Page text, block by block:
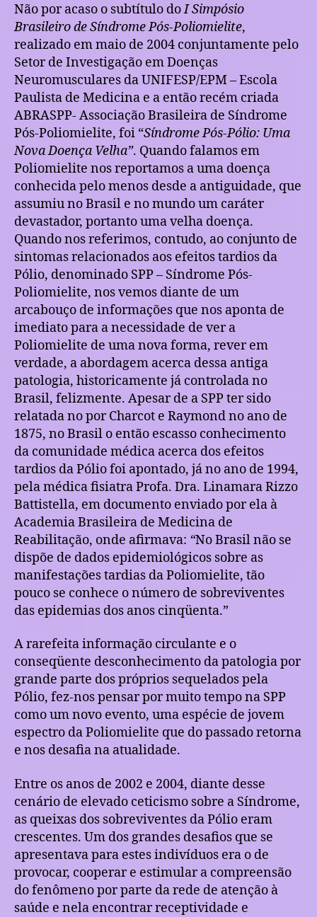
Não por acaso o subtítulo doI Simpósio
Brasileiro de Síndrome Pós-Poliomielite,
realizado em maio de 2004 conjuntamente pelo
Setor de Investigação em Doenças
Neuromusculares da UNIFESP/EPM – Escola
Paulista de Medicina e a então recém criada
ABRASPP- Associação Brasileira de Síndrome
Pós-Poliomielite, foi “Síndrome Pós-Pólio: Uma
Nova Doença Velha”. Quando falamos em
Poliomielite nos reportamos a uma doença
conhecida pelo menos desde a antiguidade, que
assumiu no Brasil e no mundo um caráter
devastador, portanto uma velha doença.
Quando nos referimos, contudo, ao conjunto de
sintomas relacionados aos efeitos tardios da
Pólio, denominado SPP – Síndrome Pós-
Poliomielite, nos vemos diante de um
arcabouço de informações que nos aponta de
imediato para a necessidade de ver a
Poliomielite de uma nova forma, rever em
verdade, a abordagem acerca dessa antiga
patologia, historicamente já controlada no
Brasil, felizmente. Apesar de a SPP ter sido
relatada no por Charcot e Raymond no ano de
1875, no Brasil o então escasso conhecimento
da comunidade médica acerca dos efeitos
tardios da Pólio foi apontado, já no ano de 1994,
pela médica fisiatra Profa. Dra. Linamara Rizzo
Battistella, em documento enviado por ela à
Academia Brasileira de Medicina de
Reabilitação, onde afirmava: “No Brasil não se
dispõe de dados epidemiológicos sobre as
manifestações tardias da Poliomielite, tão
pouco se conhece o número de sobreviventes
das epidemias dos anos cinqüenta.”
A rarefeita informação circulante e o
conseqüente desconhecimento da patologia por
grande parte dos próprios sequelados pela
Pólio, fez-nos pensar por muito tempo na SPP
como um novo evento, uma espécie de jovem
espectro da Poliomielite que do passado retorna
e nos desafia na atualidade.
Entre os anos de 2002 e 2004, diante desse
cenário de elevado ceticismo sobre a Síndrome,
as queixas dos sobreviventes da Pólio eram
crescentes. Um dos grandes desafios que se
apresentava para estes indivíduos era o de
provocar, cooperar e estimular a compreensão
do fenômeno por parte da rede de atenção à
saúde e nela encontrar receptividade e